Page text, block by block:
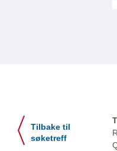
Tilbake til
søketreff